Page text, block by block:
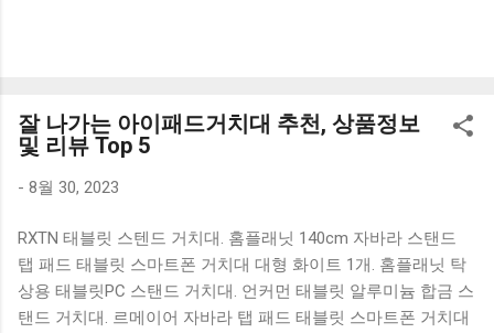
혜택을 놓치지 마세요. 다양한 할인 혜택과 빠른배송 혜택을 놓
치지 않도록 먼저 확인해보세요. 추가할인 확인하기 상품 하나
를 사더라도 종류도 많고, 가격도 다양해서 결정이 많이 어려우
많을 수 밖에 없습니다. 다양한 상품들을 상세스펙 과 가격 을
꼼꼼히 비교해서 구매하실 수 있도록 순위 추천 해드릴게요. 특
가상품 보러가기 추천상품 Best 유니콘 멀티페어링 스마트폰
태블릿 거치형 저소음 블루투스 키보드, BK-500SB, 일반형, 블
잘 나가는 아이패드거치대 추천, 상품정보
및 리뷰 Top 5
- 8월 30, 2023
RXTN 태블릿 스텐드 거치대. 홈플래닛 140cm 자바라 스탠드
탭 패드 태블릿 스마트폰 거치대 대형 화이트 1개. 홈플래닛 탁
상용 태블릿PC 스탠드 거치대. 언커먼 태블릿 알루미늄 합금 스
탠드 거치대. 르메이어 자바라 탭 패드 태블릿 스마트폰 거치대